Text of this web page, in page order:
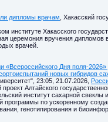
дипломы врачам , Хакасский
институте Хакасского
церемония вручения
врачей.
«Всероссийского Дня поля-
новых гибридов
23:05, 21.07.2026,
Алтайского
институт сахарной
программы по ускоренному
генотипирования и